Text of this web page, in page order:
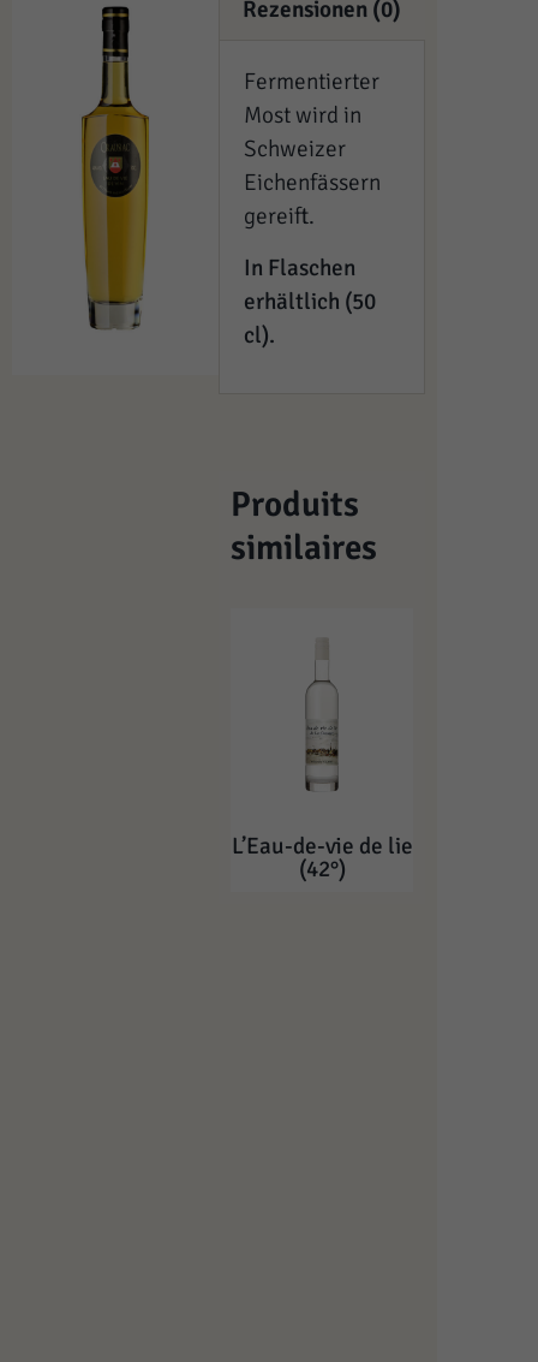
Rezensionen (0)
Fermentierter
Most wird in
Schweizer
Eichenfässern
gereift.
In Flaschen
erhältlich (50
cl).
Produits
similaires
L’Eau-de-vie de lie
(42°)